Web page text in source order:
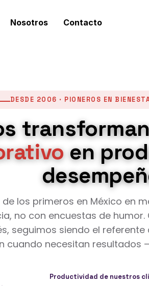
Nosotros Contacto
DESDE 2006 · PIONEROS EN
en
de los primeros en México en
no con encuestas de
seguimos siendo el
cuando necesitan resultados
Productividad de nuestros